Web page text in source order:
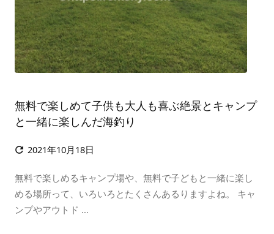
無料で楽しめて子供も大人も喜ぶ絶景とキャンプ
と一緒に楽しんだ海釣り
 2021年10月18日
無料で楽しめるキャンプ場や、無料で子どもと一緒に楽し
める場所って、いろいろとたくさんあるりますよね。 キャ
ンプやアウトド ...